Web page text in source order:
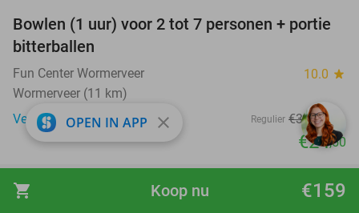
shopping_cart €159
Koop nu
37%
Bowlen (1 uur) voor 2 tot 7 personen + portie
bitterballen
Fun Center Wormerveer 10.0 star
Wormerveer (11 km)
Verkocht: 147
Regulier €38,65
€24,50
favorite_border
OPEN IN APP close